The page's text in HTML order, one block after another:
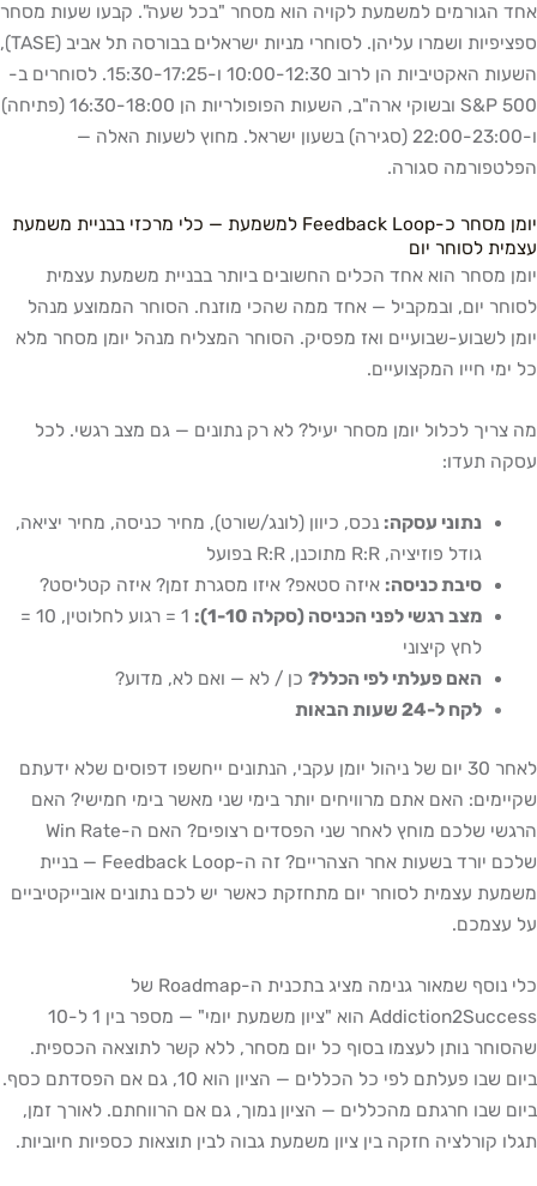
אחד הגורמים למשמעת לקויה הוא מסחר "בכל שעה". קבעו שעות מסחר
ספציפיות ושמרו עליהן. לסוחרי מניות ישראלים בבורסה תל אביב (TASE),
השעות האקטיביות הן לרוב 10:00-12:30 ו-15:30-17:25. לסוחרים ב-
S&P 500 ובשוקי ארה"ב, השעות הפופולריות הן 16:30-18:00 (פתיחה)
ו-22:00-23:00 (סגירה) בשעון ישראל. מחוץ לשעות האלה —
הפלטפורמה סגורה.
יומן מסחר כ-Feedback Loop למשמעת — כלי מרכזי בבניית משמעת
עצמית לסוחר יום
יומן מסחר הוא אחד הכלים החשובים ביותר בבניית משמעת עצמית
לסוחר יום, ובמקביל — אחד ממה שהכי מוזנח. הסוחר הממוצע מנהל
יומן לשבוע-שבועיים ואז מפסיק. הסוחר המצליח מנהל יומן מסחר מלא
כל ימי חייו המקצועיים.
מה צריך לכלול יומן מסחר יעיל? לא רק נתונים — גם מצב רגשי. לכל
עסקה תעדו:
נתוני עסקה: נכס, כיוון (לונג/שורט), מחיר כניסה, מחיר יציאה,
גודל פוזיציה, R:R מתוכנן, R:R בפועל
סיבת כניסה: איזה סטאפ? איזו מסגרת זמן? איזה קטליסט?
מצב רגשי לפני הכניסה (סקלה 1-10):
1 = רגוע לחלוטין, 10 =
לחץ קיצוני
האם פעלתי לפי הכלל? כן / לא — ואם לא, מדוע?
לקח ל-24 שעות הבאות
לאחר 30 יום של ניהול יומן עקבי, הנתונים ייחשפו דפוסים שלא ידעתם
שקיימים: האם אתם מרוויחים יותר בימי שני מאשר בימי חמישי? האם
הרגשי שלכם מוחץ לאחר שני הפסדים רצופים? האם ה-Win Rate
שלכם יורד בשעות אחר הצהריים? זה ה-Feedback Loop — בניית
משמעת עצמית לסוחר יום מתחזקת כאשר יש לכם נתונים אובייקטיביים
על עצמכם.
כלי נוסף שמאור גנימה מציג בתכנית ה-Roadmap של
Addiction2Success הוא "ציון משמעת יומי" — מספר בין 1 ל-10
שהסוחר נותן לעצמו בסוף כל יום מסחר, ללא קשר לתוצאה הכספית.
ביום שבו פעלתם לפי כל הכללים — הציון הוא 10, גם אם הפסדתם כסף.
ביום שבו חרגתם מהכללים — הציון נמוך, גם אם הרווחתם. לאורך זמן,
תגלו קורלציה חזקה בין ציון משמעת גבוה לבין תוצאות כספיות חיוביות.